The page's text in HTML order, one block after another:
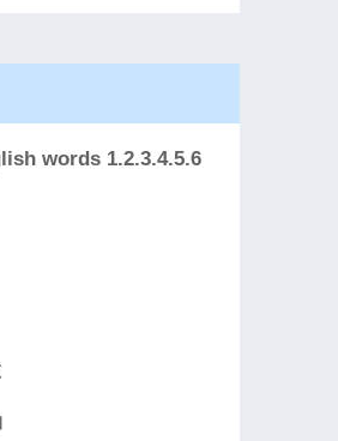
words 1.2.3.4.5.6